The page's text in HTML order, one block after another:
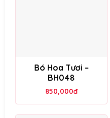
Bó Hoa Tươi –
BH048
850,000đ